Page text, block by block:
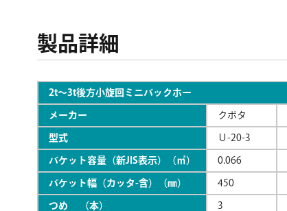
製品詳細
2t〜3t後方小旋回ミニバックホー
メーカー クボタ
型式 Ｕ-20-3
バケット容量（新JIS表示）（㎥） 0.066
バケット幅（カッタ-含）（㎜） 450
つめ （本） 3